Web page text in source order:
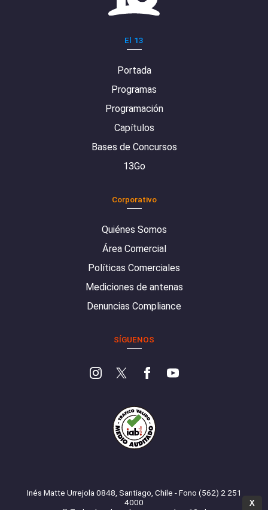
El 13
Portada
Programas
Programación
Capítulos
Bases de Concursos
13Go
Corporativo
Quiénes Somos
Área Comercial
Políticas Comerciales
Mediciones de antenas
Denuncias Compliance
SÍGUENOS
Inés Matte Urrejola 0848, Santiago, Chile - Fono (562) 2 251
4000
X